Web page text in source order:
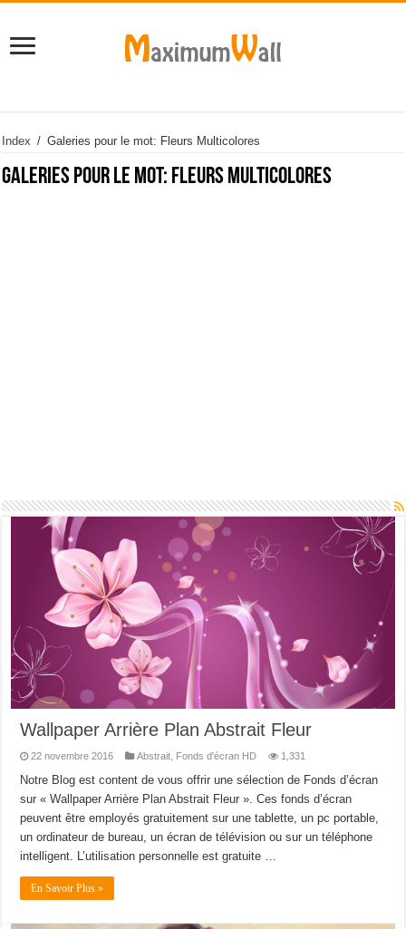
Index / Galeries pour le mot: Fleurs Multicolores
Galeries pour le mot: Fleurs Multicolores
Wallpaper Arrière Plan Abstrait Fleur
22 novembre 2016 Abstrait Fonds d'écran HD 1,331
Notre Blog est content de vous offrir une sélection de Fonds d’écran
sur « Wallpaper Arrière Plan Abstrait Fleur ». Ces fonds d’écran
peuvent être employés gratuitement sur une tablette, un pc portable,
un ordinateur de bureau, un écran de télévision ou sur un téléphone
intelligent. L’utilisation personnelle est gratuite …
En Savoir Plus »